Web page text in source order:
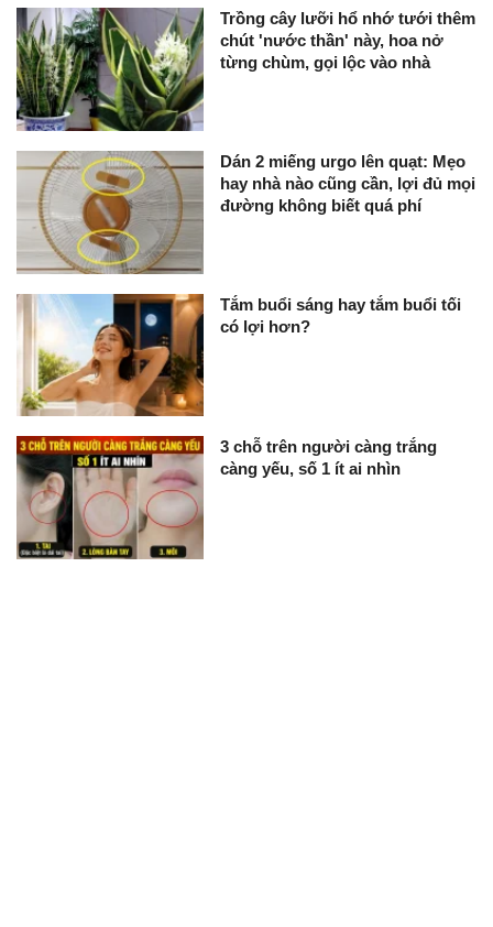
Trồng cây lưỡi hổ nhớ tưới thêm
chút 'nước thần' này, hoa nở
từng chùm, gọi lộc vào nhà
Dán 2 miếng urgo lên quạt: Mẹo
hay nhà nào cũng cần, lợi đủ mọi
đường không biết quá phí
Tắm buổi sáng hay tắm buổi tối
có lợi hơn?
3 chỗ trên người càng trắng
càng yếu, số 1 ít ai nhìn